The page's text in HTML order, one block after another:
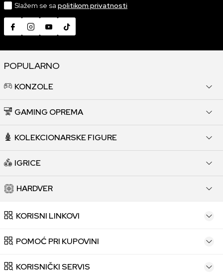
Slažem se sa politikom privatnosti
POPULARNO
KONZOLE
GAMING OPREMA
KOLEKCIONARSKE FIGURE
IGRICE
HARDVER
KORISNI LINKOVI
POMOĆ PRI KUPOVINI
KORISNIČKI SERVIS